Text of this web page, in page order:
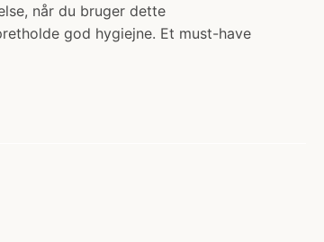
når du bruger dette
god hygiejne. Et must-have